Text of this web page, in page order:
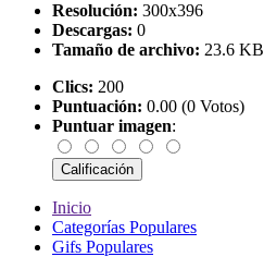
Resolución: 300x396
Descargas: 0
Tamaño de archivo: 23.6 KB
Clics: 200
Puntuación: 0.00 (0 Votos)
Puntuar imagen:
Inicio
Categorías Populares
Gifs Populares